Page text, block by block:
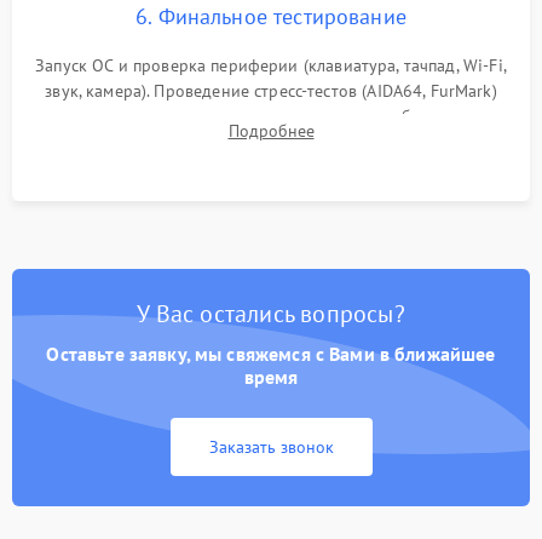
6. Финальное тестирование
Запуск ОС и проверка периферии (клавиатура, тачпад, Wi-Fi,
звук, камера). Проведение стресс-тестов (AIDA64, FurMark)
для контроля температурного режима и стабильности
системы под пиковой нагрузкой.
Подробнее
У Вас остались вопросы?
Оставьте заявку, мы свяжемся с Вами в ближайшее
время
Заказать звонок